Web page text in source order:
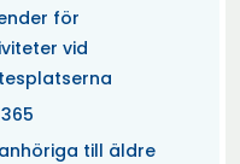
för
vid
till äldre